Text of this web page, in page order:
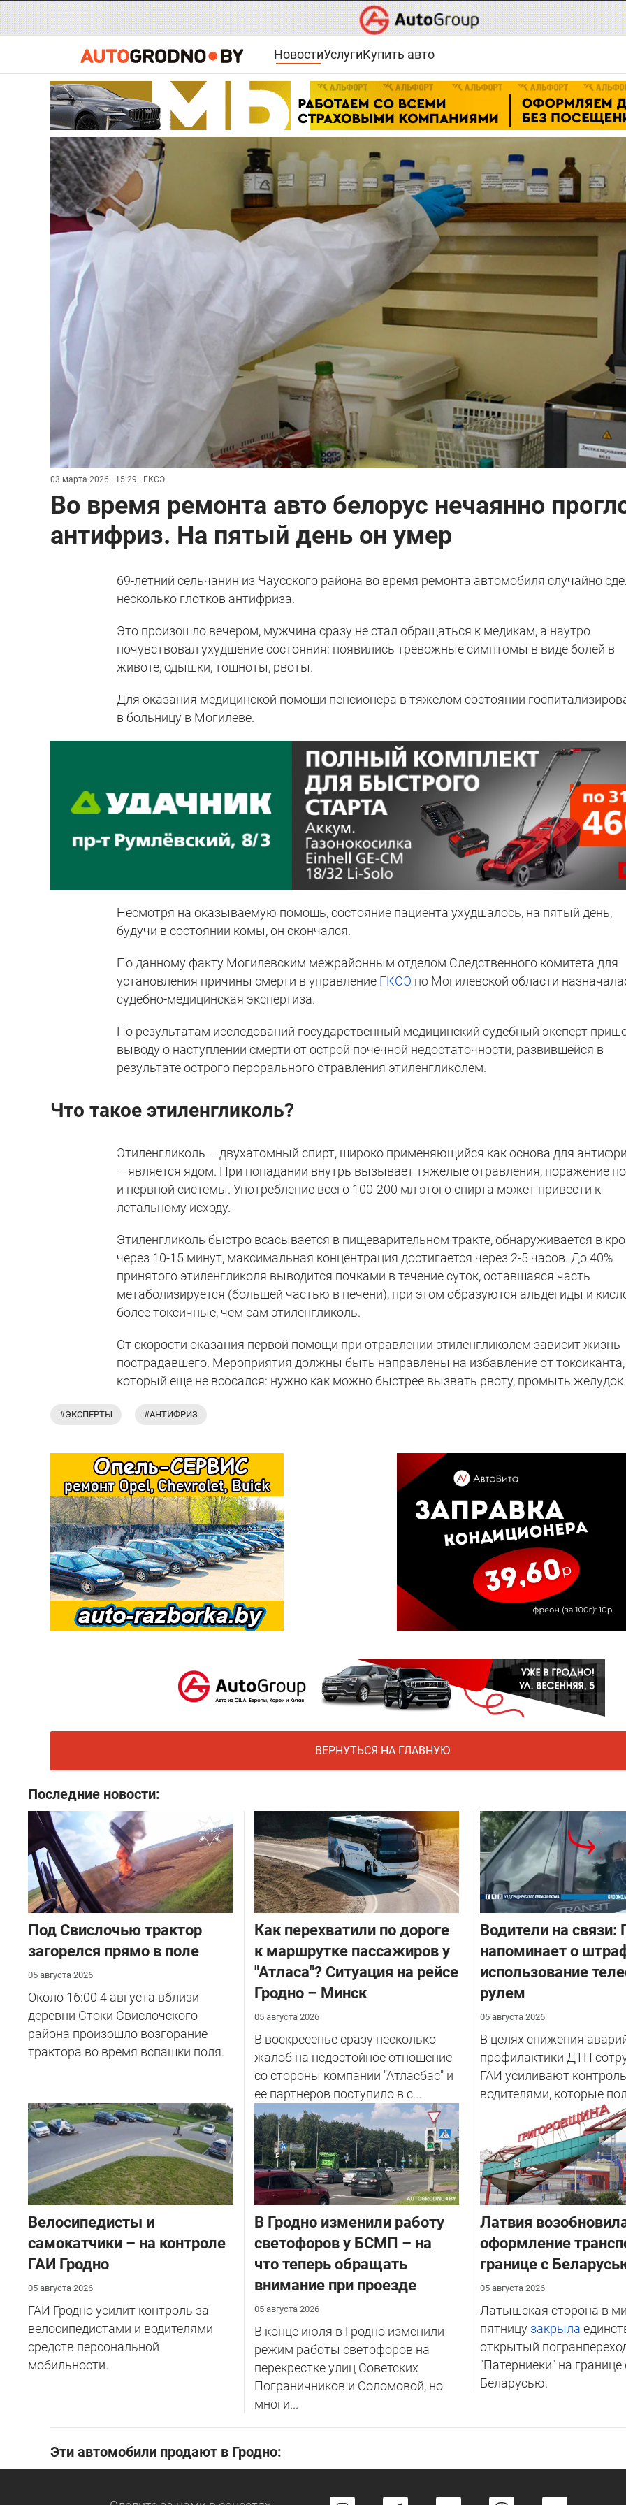
НовостиУслугиКупить авто
03 марта 2026 | 15:29 | ГКСЭ
Во время ремонта авто белорус нечаянно
антифриз. На пятый день он умер
69-летний сельчанин из Чаусского района во время ремонта автомобиля случайно
несколько глотков антифриза.
Это произошло вечером, мужчина сразу не стал обращаться к медикам, а наутро
почувствовал ухудшение состояния: появились тревожные симптомы в виде болей в
животе, одышки, тошноты, рвоты.
Для оказания медицинской помощи пенсионера в тяжелом состоянии
в больницу в Могилеве.
Несмотря на оказываемую помощь, состояние пациента ухудшалось, на пятый день,
будучи в состоянии комы, он скончался.
По данному факту Могилевским межрайонным отделом Следственного комитета для
установления причины смерти в управление ГКСЭ по Могилевской области
судебно-медицинская экспертиза.
По результатам исследований государственный медицинский судебный эксперт
выводу о наступлении смерти от острой почечной недостаточности, развившейся в
результате острого перорального отравления этиленгликолем.
Что такое этиленгликоль?
Этиленгликоль – двухатомный спирт, широко применяющийся как основа для
– является ядом. При попадании внутрь вызывает тяжелые отравления, поражение
и нервной системы. Употребление всего 100-200 мл этого спирта может привести к
летальному исходу.
Этиленгликоль быстро всасывается в пищеварительном тракте, обнаруживается в
через 10-15 минут, максимальная концентрация достигается через 2-5 часов. До 40%
принятого этиленгликоля выводится почками в течение суток, оставшаяся часть
метаболизируется (большей частью в печени), при этом образуются альдегиды и
более токсичные, чем сам этиленгликоль.
От скорости оказания первой помощи при отравлении этиленгликолем зависит жизнь
пострадавшего. Мероприятия должны быть направлены на избавление от токсиканта,
который еще не всосался: нужно как можно быстрее вызвать рвоту, промыть желудок.
#ЭКСПЕРТЫ #АНТИФРИЗ
ВЕРНУТЬСЯ НА ГЛАВНУЮ
Последние новости:
Под Свислочью трактор
загорелся прямо в поле
05 августа 2026
Около 16:00 4 августа вблизи
деревни Стоки Свислочского
района произошло возгорание
трактора во время вспашки поля.
Как перехватили по дороге
к маршрутке пассажиров у
"Атласа"? Ситуация на рейсе
Гродно – Минск
05 августа 2026
В воскресенье сразу несколько
жалоб на недостойное отношение
со стороны компании "Атласбас" и
ее партнеров поступило в с...
Водители на связи:
напоминает о
использование
рулем
05 августа 2026
В целях снижения
профилактики ДТП
ГАИ усиливают
водителями, которые
Велосипедисты и
самокатчики – на контроле
ГАИ Гродно
05 августа 2026
ГАИ Гродно усилит контроль за
велосипедистами и водителями
средств персональной
мобильности.
В Гродно изменили работу
светофоров у БСМП – на
что теперь обращать
внимание при проезде
05 августа 2026
В конце июля в Гродно изменили
режим работы светофоров на
перекрестке улиц Советских
Пограничников и Соломовой, но
многи...
Латвия
оформление
границе с
05 августа 2026
Латышская сторона в
пятницу закрыла
открытый
"Патерниеки" на границе
Беларусью.
Эти автомобили продают в Гродно: